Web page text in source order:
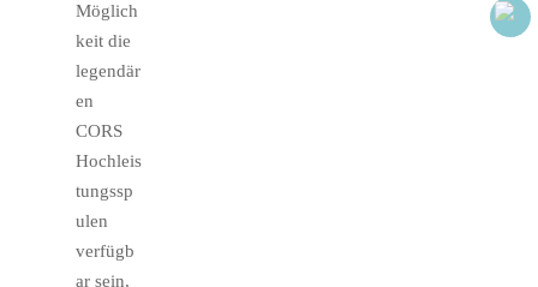
Möglich
keit die
legendär
en
CORS
Hochleis
tungssp
ulen
verfügb
ar sein,